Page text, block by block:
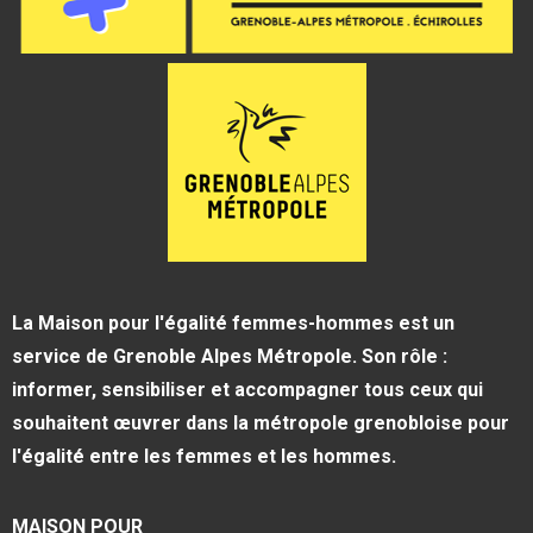
La Maison pour l'égalité femmes-hommes est un
service de Grenoble Alpes Métropole. Son rôle :
informer, sensibiliser et accompagner tous ceux qui
souhaitent œuvrer dans la métropole grenobloise pour
l'égalité entre les femmes et les hommes.
MAISON POUR